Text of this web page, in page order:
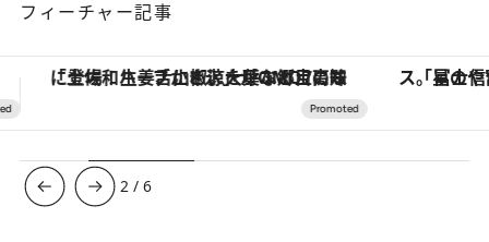
フィーチャー記事
「星のや富士」でデジタルデトックス。冨士信仰の歴史を辿り、心身を調える。 【銀座で出合う最旬美容】美髪ケアや上質
3 /6